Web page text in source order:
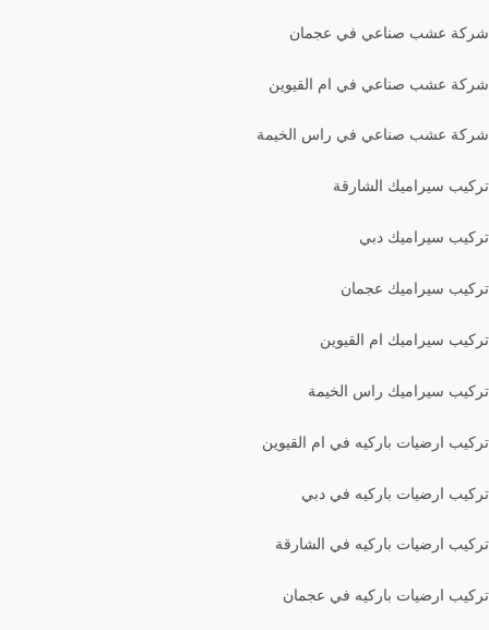
شركة عشب صناعي في عجمان
شركة عشب صناعي في ام القيوين
شركة عشب صناعي في راس الخيمة
تركيب سيراميك الشارقة
تركيب سيراميك دبي
تركيب سيراميك عجمان
تركيب سيراميك ام القيوين
تركيب سيراميك راس الخيمة
تركيب ارضيات باركيه في ام القيوين
تركيب ارضيات باركيه في دبي
تركيب ارضيات باركيه في الشارقة
تركيب ارضيات باركيه في عجمان